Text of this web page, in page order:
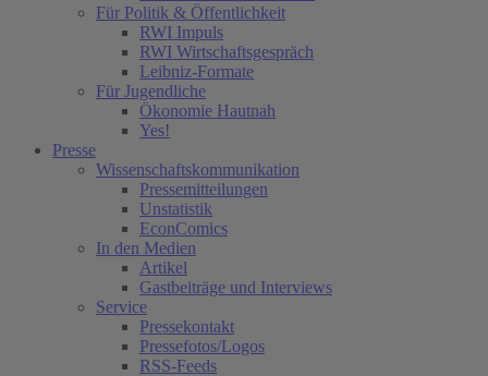
Für Politik & Öffentlichkeit
RWI Impuls
RWI Wirtschaftsgespräch
Leibniz-Formate
Für Jugendliche
Ökonomie Hautnah
Yes!
Presse
Wissenschaftskommunikation
Pressemitteilungen
Unstatistik
EconComics
In den Medien
Artikel
Gastbeiträge und Interviews
Service
Pressekontakt
Pressefotos/Logos
RSS-Feeds